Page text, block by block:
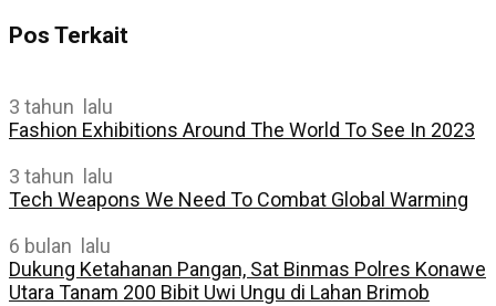
Pos Terkait
3 tahun lalu
Fashion Exhibitions Around The World To See In 2023
3 tahun lalu
Tech Weapons We Need To Combat Global Warming
6 bulan lalu
Dukung Ketahanan Pangan, Sat Binmas Polres Konawe
Utara Tanam 200 Bibit Uwi Ungu di Lahan Brimob